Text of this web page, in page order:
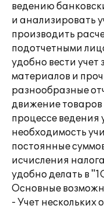
ведению
и анализировать
производить
подотчетными
удобно вести учет
материалов и
разнообразные
движение товаров
процессе ведения
необходимость
постоянные
исчисления
удобно делать в
Основные
- Учет нескольких